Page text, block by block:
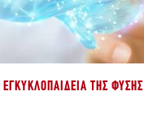
ΕΓΚΥΚΛΟΠΑΊΔΕΙΑ ΤΗΣ ΦΎΣΗΣ